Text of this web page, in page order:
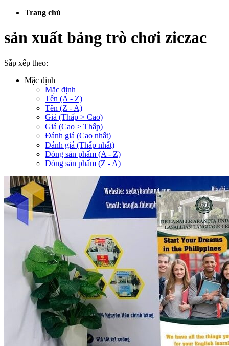
Trang chủ
sản xuất bảng trò chơi ziczac
Sắp xếp theo:
Mặc định
Mặc định
Tên (A - Z)
Tên (Z - A)
Giá (Thấp > Cao)
Giá (Cao > Thấp)
Đánh giá (Cao nhất)
Đánh giá (Thấp nhất)
Dòng sản phẩm (A - Z)
Dòng sản phẩm (Z - A)